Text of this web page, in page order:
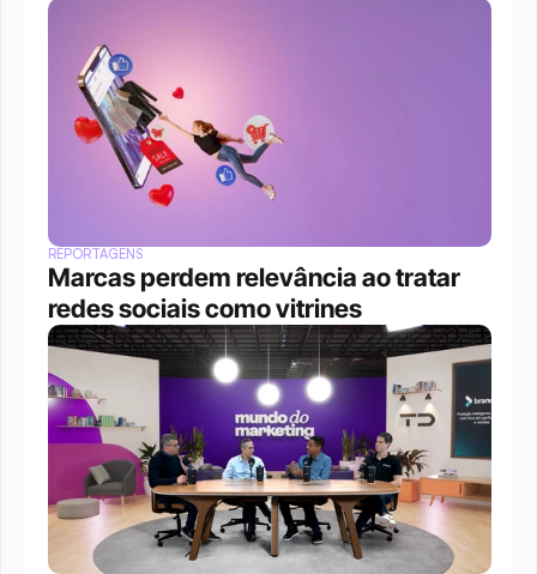
REPORTAGENS
Marcas perdem relevância ao tratar
redes sociais como vitrines